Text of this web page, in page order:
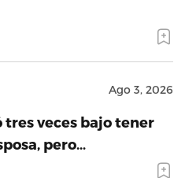
Ago 3, 2026
tres veces bajo tener
pero…